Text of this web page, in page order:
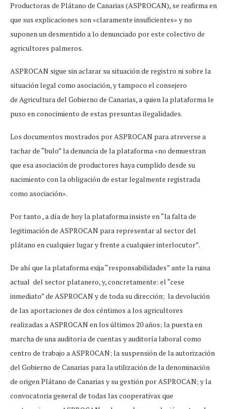
Productoras de Plátano de Canarias (ASPROCAN), se reafirma en
que sus explicaciones son «claramente insuficientes» y no
suponen un desmentido a lo denunciado por este colectivo de
agricultores palmeros.
ASPROCAN sigue sin aclarar su situación de registro ni sobre la
situación legal como asociación, y tampoco el consejero
de Agricultura del Gobierno de Canarias, a quien la plataforma le
puso en conocimiento de estas presuntas ilegalidades.
Los documentos mostrados por ASPROCAN para atreverse a
tachar de “bulo” la denuncia de la plataforma «no demuestran
que esa asociación de productores haya cumplido desde su
nacimiento con la obligación de estar legalmente registrada
como asociación».
Por tanto , a día de hoy la plataforma insiste en “la falta de
legitimación de ASPROCAN para representar al sector del
plátano en cualquier lugar y frente a cualquier interlocutor”.
De ahí que la plataforma exija “responsabilidades” ante la ruina
actual del sector platanero, y, concretamente: el “cese
inmediato” de ASPROCAN y de toda su dirección; la devolución
de las aportaciones de dos céntimos a los agricultores
realizadas a ASPROCAN en los últimos 20 años; la puesta en
marcha de una auditoría de cuentas y auditoría laboral como
centro de trabajo a ASPROCAN; la suspensión de la autorización
del Gobierno de Canarias para la utilización de la denominación
de origen Plátano de Canarias y su gestión por ASPROCAN; y la
convocatoria general de todas las cooperativas que